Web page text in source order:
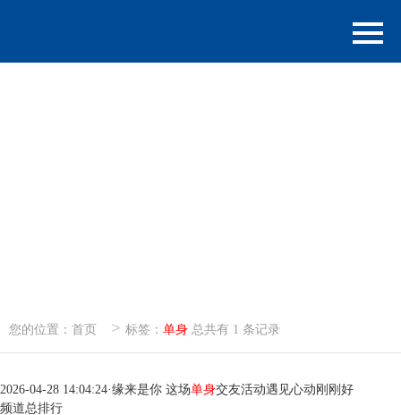
您的位置： 首页 > 标签： 单身 总共有 1 条记录
2026-04-28 14:04:24·缘来是你 这场单身交友活动遇见心动刚刚好
频道总排行